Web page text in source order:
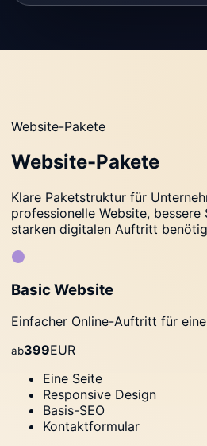
Website-Pakete
Website-Pakete
Klare Paketstruktur für
professionelle Website,
starken digitalen Auftritt
Basic Website
Einfacher Online-Auftritt für
ab399EUR
Eine Seite
Responsive Design
Basis-SEO
Kontaktformular